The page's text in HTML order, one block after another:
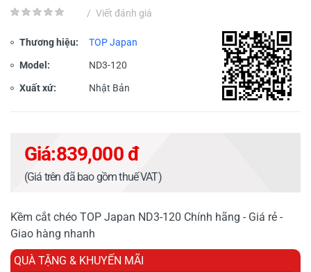
/ Viết đánh giá
Thương hiệu: TOP Japan
Model: ND3-120
Xuất xứ: Nhật Bản
Giá:839,000 đ
(Giá trên đã bao gồm thuế VAT)
Kềm cắt chéo TOP Japan ND3-120 Chính hãng - Giá rẻ -
Giao hàng nhanh
QUÀ TẶNG & KHUYẾN MÃI